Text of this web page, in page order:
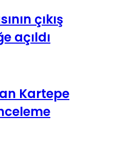
çıkış
açıldı
Kartepe